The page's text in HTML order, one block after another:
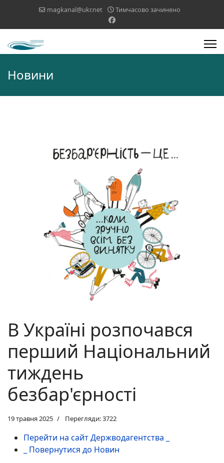
magkanal@ukr.net Тимчасово зачинено
Новини
В Україні розпочався
перший Національний
тиждень
безбар'єрності
19 травня 2025 Перегляди: 3722
Перейти на сайт Держводагентства _
_ Повернутися до Новин